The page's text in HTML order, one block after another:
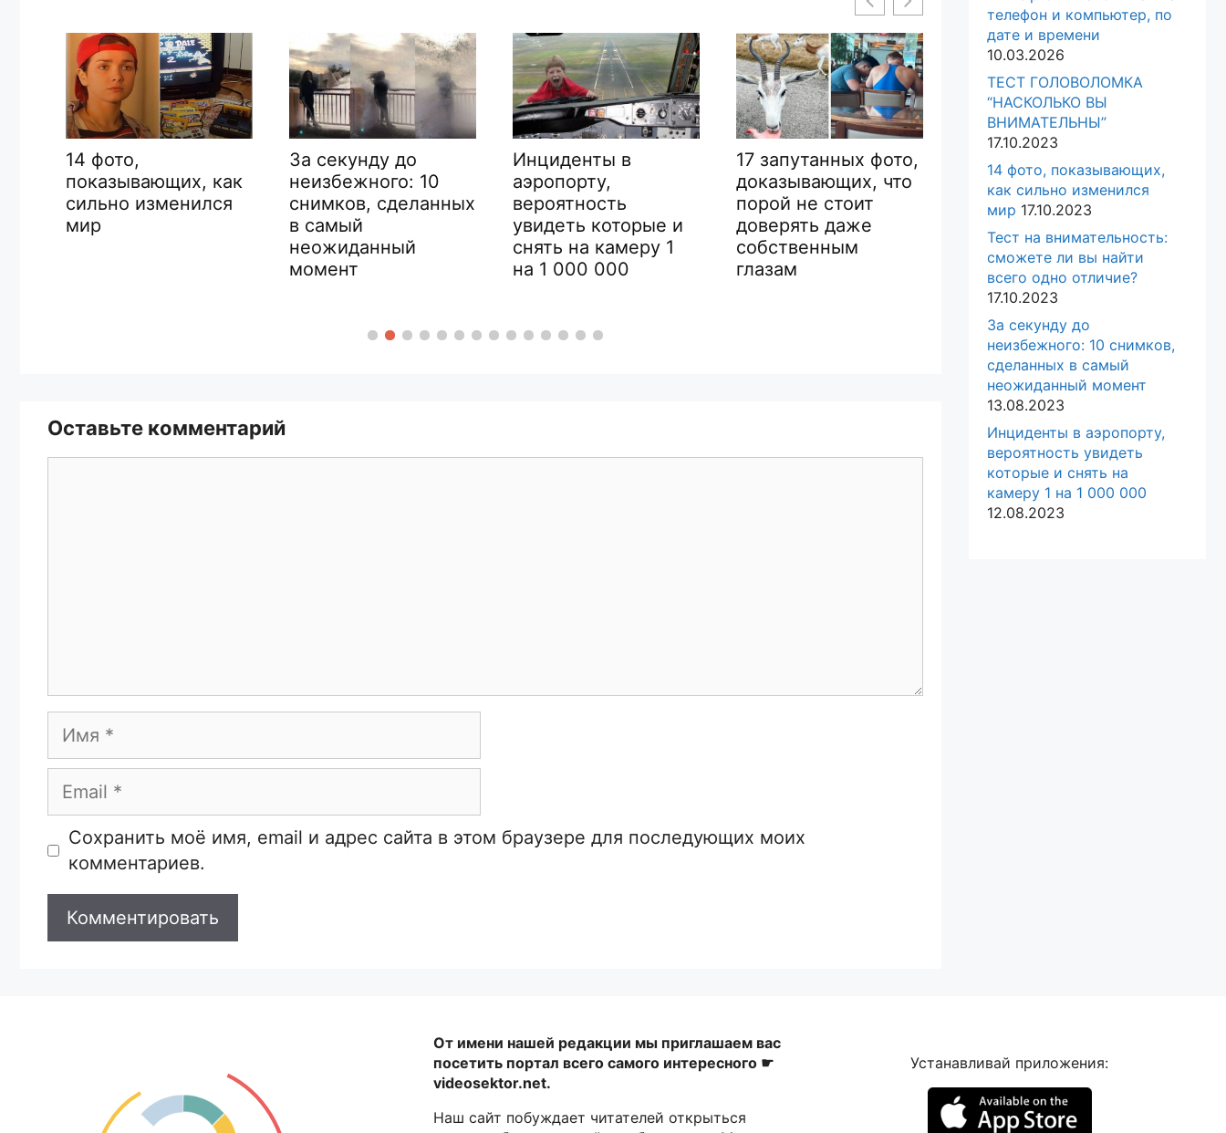
За секунду до
неизбежного: 10
снимков, сделанных
в самый
Инциденты в
аэропорту,
вероятность
увидеть которые и
снять на камеру 1
на 1 000 000
17 запутанных фото,
доказывающих, что
порой не стоит
доверять даже
собственным
глазам
13 раз, когда люди
натыкались на
загадочные штуки, о
функциях которых
узнали в Сети
17 настолько
смешных
автомобилей, что их
было невозможно
сфотографировать
Оставьте комментарий
Имя
Email
Сайт
Сохранить моё имя, email и адрес сайта в этом браузере для последующих моих
комментариев.
телефон и компьютер, по
дате и времени
10.03.2026
ТЕСТ ГОЛОВОЛОМКА
“НАСКОЛЬКО ВЫ
ВНИМАТЕЛЬНЫ”
17.10.2023
14 фото, показывающих,
как сильно изменился
мир 17.10.2023
Тест на внимательность:
сможете ли вы найти
всего одно отличие?
17.10.2023
За секунду до
неизбежного: 10 снимков,
сделанных в самый
неожиданный момент
13.08.2023
Инциденты в аэропорту,
вероятность увидеть
которые и снять на
камеру 1 на 1 000 000
12.08.2023
От имени нашей редакции мы приглашаем вас
посетить портал всего самого интересного ☛
videosektor.net.
Наш сайт побуждает читателей открыться
Устанавливай приложения: